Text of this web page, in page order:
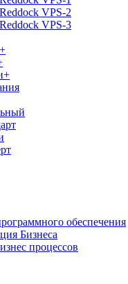
Reddock VPS-2
Reddock VPS-3
обеспечения
Бизнеса
процессов